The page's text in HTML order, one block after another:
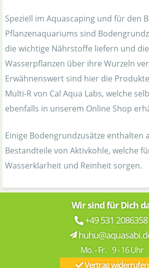
Speziell im Aquascaping und für den
Pflanzenaquariums sind
die wichtige Nährstoffe liefern und
Wasserpflanzen über ihre Wurzeln
Erwähnenswert sind hier die
Multi-R von Cal Aqua Labs, welche
ebenfalls in unserem Online Shop
Einige Bodengrundzusätze enthalten
Bestandteile von Aktivkohle, welche
Wasserklarheit und Reinheit sorgen.
Wir sind für Dich
+49 531 2086358
Mo. - Fr. 9 - 16 Uhr
Vertrag widerrufen